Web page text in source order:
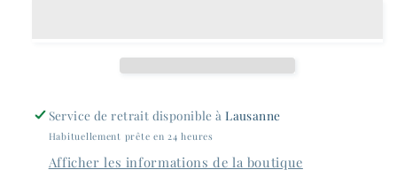
Service de retrait disponible àLausanne
Habituellement prête en 24 heures
Afficher les informations de la boutique